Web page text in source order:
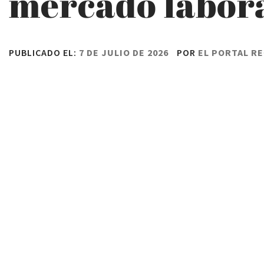
PUBLICADO EL: 7 DE JULIO DE 2026 POR EL PORTAL